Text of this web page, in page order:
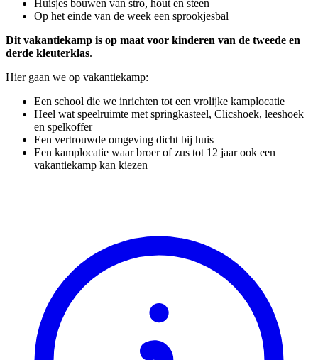
Huisjes bouwen van stro, hout en steen
Op het einde van de week een sprookjesbal
Dit vakantiekamp is op maat voor kinderen van de tweede en
derde kleuterklas.
Hier gaan we op vakantiekamp:
Een school die we inrichten tot een vrolijke kamplocatie
Heel wat speelruimte met springkasteel, Clicshoek, leeshoek
en spelkoffer
Een vertrouwde omgeving dicht bij huis
Een kamplocatie waar broer of zus tot 12 jaar ook een
vakantiekamp kan kiezen